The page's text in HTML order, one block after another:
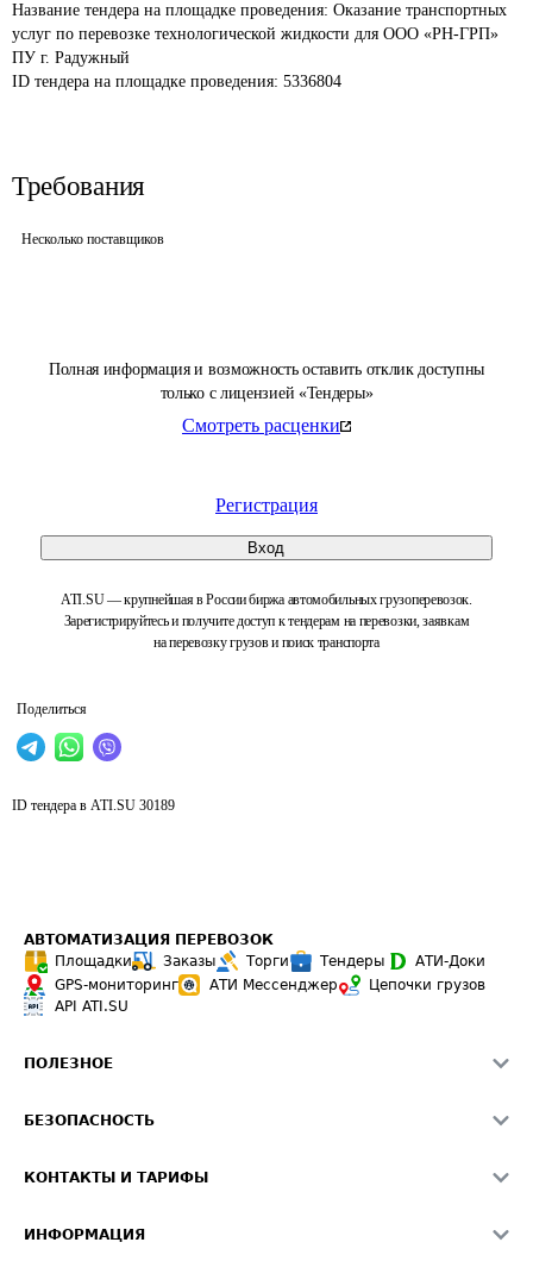
Полная информация и возможность оставить отклик доступны
только с лицензией «Тендеры»
Смотреть расценки
Регистрация
Вход
ATI.SU — крупнейшая в России биржа автомобильных грузоперевозок.
Зарегистрируйтесь и получите доступ к тендерам на перевозки, заявкам
на перевозку грузов и поиск транспорта
Поделиться
Название тендера на площадке проведения: Оказание транспортных
услуг по перевозке технологической жидкости для ООО «РН-ГРП»
ПУ г. Радужный
ID тендера на площадке проведения: 5336804
Требования
Несколько поставщиков
ID тендера в ATI.SU 30189
АВТОМАТИЗАЦИЯ ПЕРЕВОЗОК
Площадки
Заказы Торги Тендеры
АТИ-Доки
GPS-мониторинг
АТИ Мессенджер
Цепочки грузов
API ATI.SU
ПОЛЕЗНОЕ
Звезды ATI.SU на вашем сайте
Средние ставки
БЕЗОПАСНОСТЬ
Светофор+
КОНТАКТЫ И ТАРИФЫ
ИНФОРМАЦИЯ